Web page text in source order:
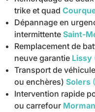
trike et quad
Dépannage en
intermittente Saint-
Remplacement de
neuve garantie Lissy
Transport de
ou enchères) Solers
Intervention rapide
ou carrefour